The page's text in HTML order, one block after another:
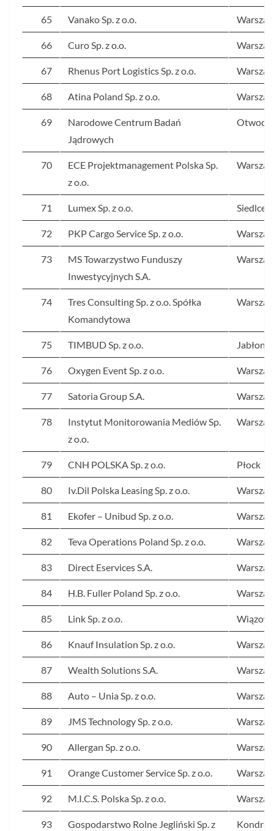
65 Vanako Sp. z o.o.
66 Curo Sp. z o.o.
67 Rhenus Port Logistics Sp. z o.o.
68 Atina Poland Sp. z o.o.
69
Narodowe Centrum Badań
Jądrowych
Otwock
70
ECE Projektmanagement Polska Sp.
z o.o.
71 Lumex Sp. z o.o. Siedlce
72 PKP Cargo Service Sp. z o.o.
73
MS Towarzystwo Funduszy
Inwestycyjnych S.A.
74
Tres Consulting Sp. z o.o. Spółka
Komandytowa
75 TIMBUD Sp. z o.o.
76 Oxygen Event Sp. z o.o.
77 Satoria Group S.A.
78
Instytut Monitorowania Mediów Sp.
z o.o.
79 CNH POLSKA Sp. z o.o. Płock
80 Iv.Dil Polska Leasing Sp. z o.o.
81 Ekofer – Unibud Sp. z o.o.
82 Teva Operations Poland Sp. z o.o.
83 Direct Eservices S.A.
84 H.B. Fuller Poland Sp. z o.o.
85 Link Sp. z o.o.
86 Knauf Insulation Sp. z o.o.
87 Wealth Solutions S.A.
88 Auto – Unia Sp. z o.o.
89 JMS Technology Sp. z o.o.
90 Allergan Sp. z o.o.
91 Orange Customer Service Sp. z o.o.
92 M.I.C.S. Polska Sp. z o.o.
93
Gospodarstwo Rolne Jegliński Sp. z